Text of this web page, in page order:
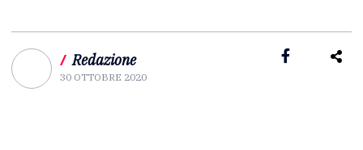
/ Redazione
30 OTTOBRE 2020